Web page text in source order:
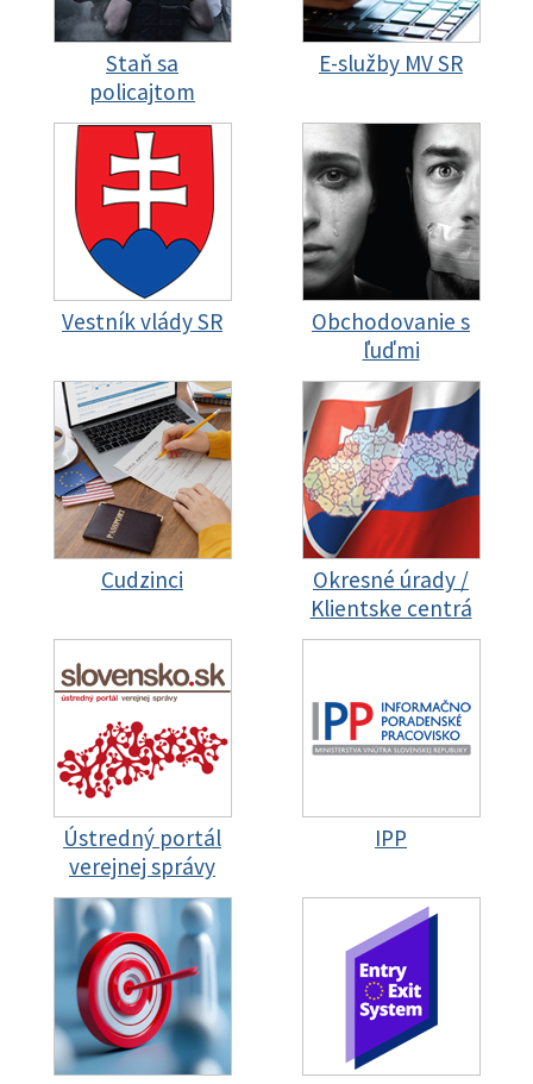
Staň sa
policajtom
E-služby MV SR
Vestník vlády SR
Obchodovanie s
ľuďmi
Cudzinci
Okresné úrady /
Klientske centrá
Ústredný portál
verejnej správy
IPP